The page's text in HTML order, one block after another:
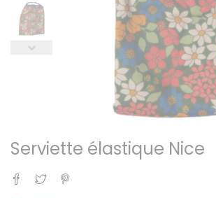
Serviette élastique Nice
Partager
Tweet